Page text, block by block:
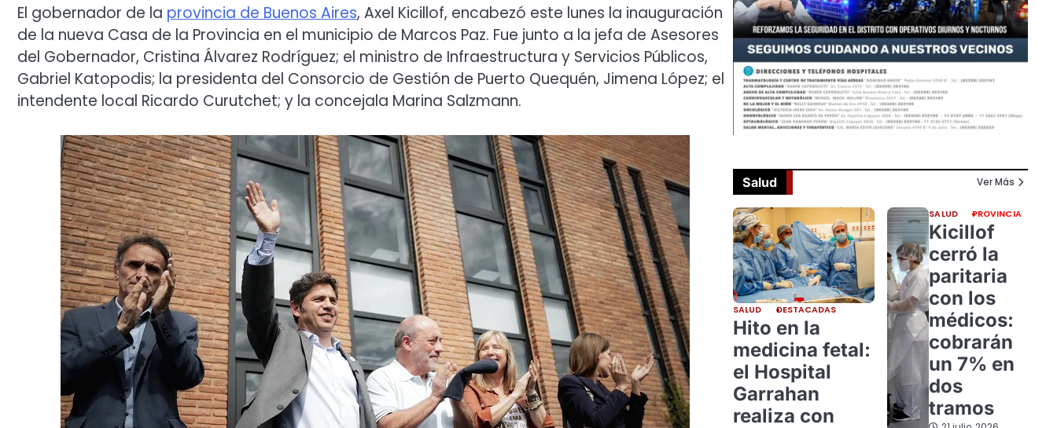
El gobernador de la provincia de Buenos Aires, Axel Kicillof, encabezó este lunes la inauguración
de la nueva Casa de la Provincia en el municipio de Marcos Paz. Fue junto a la jefa de Asesores
del Gobernador, Cristina Álvarez Rodríguez; el ministro de Infraestructura y Servicios Públicos,
Gabriel Katopodis; la presidenta del Consorcio de Gestión de Puerto Quequén, Jimena López; el
intendente local Ricardo Curutchet; y la concejala Marina Salzmann.
Salud Ver Más
SALUD DESTACADAS
Hito en la
medicina fetal:
el Hospital
Garrahan
realiza con
SALUD PROVINCIA
Kicillof
cerró la
paritaria
con los
médicos:
cobrarán
un 7% en
dos
tramos